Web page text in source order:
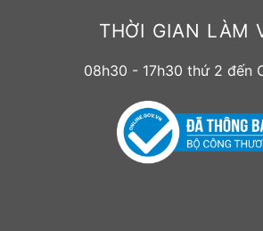
THỜI GIAN LÀM
08h30 - 17h30 thứ 2 đến